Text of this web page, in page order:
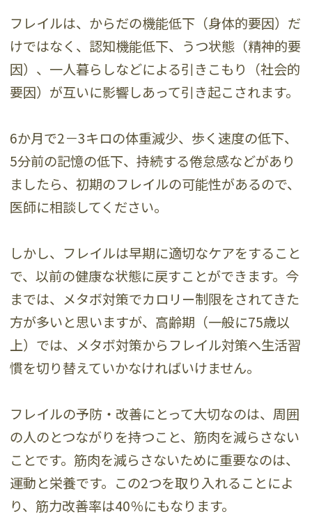
フレイルは、からだの機能低下（身体的要因）だ
けではなく、認知機能低下、うつ状態（精神的要
因）、一人暮らしなどによる引きこもり（社会的
要因）が互いに影響しあって引き起こされます。
6か月で2－3キロの体重減少、歩く速度の低下、
5分前の記憶の低下、持続する倦怠感などがあり
ましたら、初期のフレイルの可能性があるので、
医師に相談してください。
しかし、フレイルは早期に適切なケアをすること
で、以前の健康な状態に戻すことができます。今
までは、メタボ対策でカロリー制限をされてきた
方が多いと思いますが、高齢期（一般に75歳以
上）では、メタボ対策からフレイル対策へ生活習
慣を切り替えていかなければいけません。
フレイルの予防・改善にとって大切なのは、周囲
の人のとつながりを持つこと、筋肉を減らさない
ことです。筋肉を減らさないために重要なのは、
運動と栄養です。この2つを取り入れることによ
り、筋力改善率は40％にもなります。